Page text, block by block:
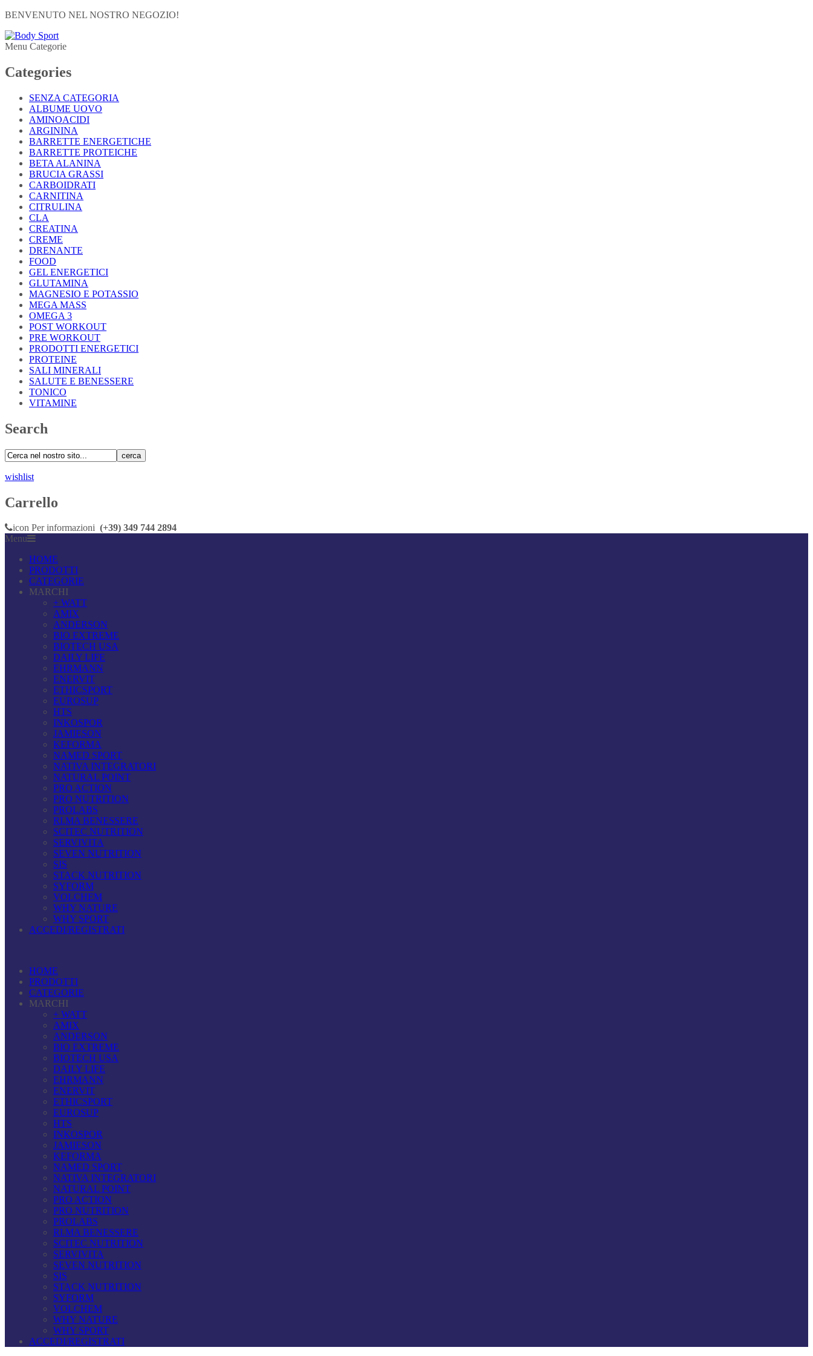
BENVENUTO NEL NOSTRO NEGOZIO!
Menu Categorie
Categories
SENZA CATEGORIA
ALBUME UOVO
AMINOACIDI
ARGININA
BARRETTE ENERGETICHE
BARRETTE PROTEICHE
BETA ALANINA
BRUCIA GRASSI
CARBOIDRATI
CARNITINA
CITRULINA
CLA
CREATINA
CREME
DRENANTE
FOOD
GEL ENERGETICI
GLUTAMINA
MAGNESIO E POTASSIO
MEGA MASS
OMEGA 3
POST WORKOUT
PRE WORKOUT
PRODOTTI ENERGETICI
PROTEINE
SALI MINERALI
SALUTE E BENESSERE
TONICO
VITAMINE
Search
cerca
wishlist
Carrello
icon Per informazioni (+39) 349 744 2894
Menu
HOME
PRODOTTI
CATEGORIE
MARCHI
+ WATT
AMIX
ANDERSON
BIO EXTREME
BIOTECH USA
DAILY LIFE
EHRMANN
ENERVIT
ETHICSPORT
EUROSUP
HTS
INKOSPOR
JAMIESON
KEFORMA
NAMED SPORT
NATIVA INTEGRATORI
NATURAL POINT
PRO ACTION
PRO NUTRITION
PROLABS
RI.MA BENESSERE
SCITEC NUTRITION
SERVIVITA
SEVEN NUTRITION
SIS
STACK NUTRITION
SYFORM
VOLCHEM
WHY NATURE
WHY SPORT
ACCEDI/REGISTRATI
HOME
PRODOTTI
CATEGORIE
MARCHI
+ WATT
AMIX
ANDERSON
BIO EXTREME
BIOTECH USA
DAILY LIFE
EHRMANN
ENERVIT
ETHICSPORT
EUROSUP
HTS
INKOSPOR
JAMIESON
KEFORMA
NAMED SPORT
NATIVA INTEGRATORI
NATURAL POINT
PRO ACTION
PRO NUTRITION
PROLABS
RI.MA BENESSERE
SCITEC NUTRITION
SERVIVITA
SEVEN NUTRITION
SIS
STACK NUTRITION
SYFORM
VOLCHEM
WHY NATURE
WHY SPORT
ACCEDI/REGISTRATI